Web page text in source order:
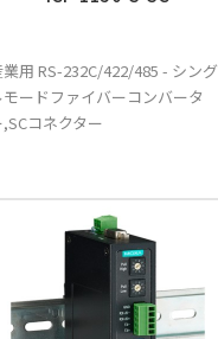
用 RS-232C/422/485 - シング
ードファイバーコンバータ
コネクター